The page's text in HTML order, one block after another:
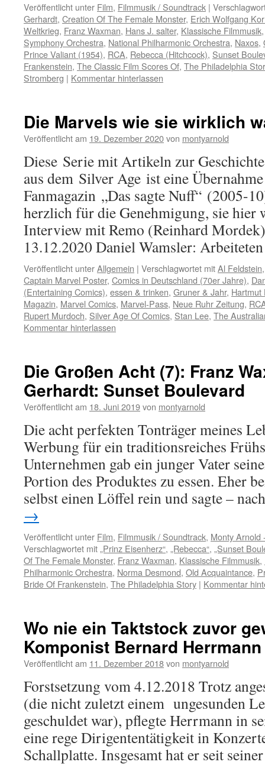
Veröffentlicht unter Film, Filmmusik / Soundtrack |
Gerhardt, Creation Of The Female Monster, Erich Wolfgang
Weltkrieg, Franz Waxman, Hans J. salter, Klassische Filmmusik
Symphony Orchestra, National Philharmonic Orchestra, Naxos,
Prince Valiant (1954), RCA, Rebecca (Hitchcock), Sunset
Frankenstein, The Classic Film Scores Of, The Philadelphia
Stromberg | Kommentar hinterlassen
Die Marvels wie sie wirklich
Veröffentlicht am 19. Dezember 2020von montyarnold
Diese Serie mit Artikeln zur
aus dem Silver Age ist eine
Fanmagazin „Das sagte Nuff“ (2005-
herzlich für die Genehmigung, sie hier
Interview mit Remo (Reinhard
13.12.2020 Daniel Wamsler:
Veröffentlicht unterAllgemein | Verschlagwortet mitAl Feldstein
Captain Marvel Poster, Comics in Deutschland (70er Jahre),
(Entertaining Comics), essen & trinken, Gruner & Jahr, Hartmut
Magazin, Marvel Comics, Marvel-Pass, Neue Ruhr Zeitung,
Rupert Murdoch, Silver Age Of Comics, Stan Lee, The
Kommentar hinterlassen
Die Großen Acht (7): Franz
Gerhardt: Sunset Boulevard
Veröffentlicht am 18. Juni 2019von montyarnold
Die acht perfekten Tonträger meines
Werbung für ein traditionsreiches
Unternehmen gab ein junger Vater
Portion des Produktes zu essen. Eher
selbst einen Löffel rein und sagte –
→
Veröffentlicht unter Film, Filmmusik / Soundtrack, Monty Arnold
Verschlagwortet mit „Prinz Eisenherz“, „Rebecca“, „Sunset
Of The Female Monster, Franz Waxman, Klassische Filmmusik,
Philharmonic Orchestra, Norma Desmond, Old Acquaintance,
Bride Of Frankenstein, The Philadelphia Story | Kommentar
Wo nie ein Taktstock zuvor
Komponist Bernard Herrmann
Veröffentlicht am 11. Dezember 2018von montyarnold
Forstsetzung vom 4.12.2018 Trotz
(die nicht zuletzt einem ungesunden
geschuldet war), pflegte Herrmann in
eine rege Dirigententätigkeit in
Schallplatte. Insgesamt hat er seit